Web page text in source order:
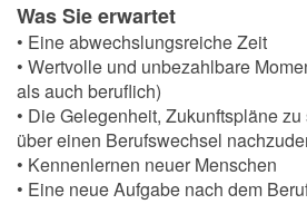
Was Sie erwartet
• Eine abwechslungsreiche Zeit
• Wertvolle und unbezahlbare
als auch beruflich)
• Die Gelegenheit, Zukunftspläne
über einen Berufswechsel
• Kennenlernen neuer Menschen
• Eine neue Aufgabe nach dem